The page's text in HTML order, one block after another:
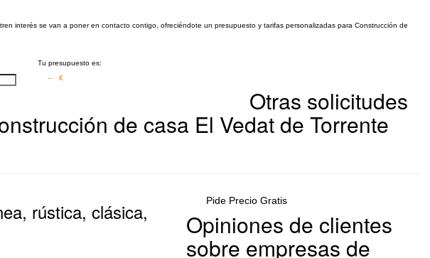
interés se van a poner en contacto contigo, ofreciéndote un presupuesto y tarifas personalizadas para Construcción de
Tu presupuesto es:
– €
Otras solicitudes
de casa El Vedat de Torrente
rústica, clásica, Pide Precio Gratis
Opiniones de clientes
sobre empresas de